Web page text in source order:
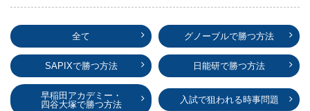
全て グノーブルで勝つ方法
SAPIXで勝つ方法 日能研で勝つ方法
早稲田アカデミー・
四谷大塚で勝つ方法
入試で狙われる時事問題